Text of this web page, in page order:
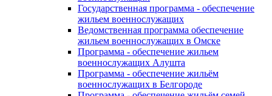
Государственная программа - обеспечение
жильем военнослужащих
Ведомственная программа обеспечение
жильем военнослужащих в Омске
Программа - обеспечение жильем
военнослужащих Алушта
Программа - обеспечение жильём
военнослужащих в Белгороде